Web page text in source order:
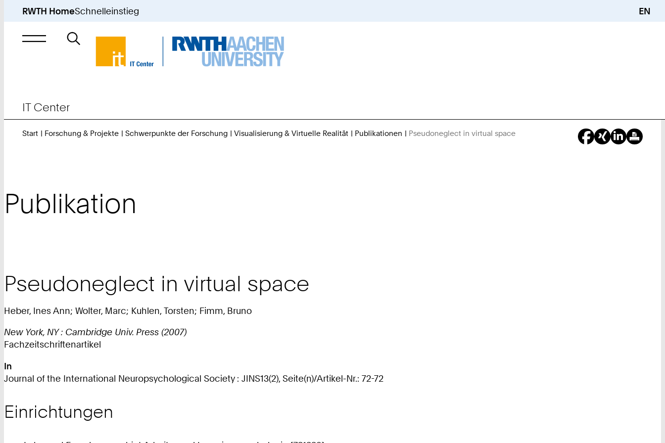
RWTH HomeSchnelleinstieg EN
Suche
nach
IT Center
Start Forschung & Projekte Schwerpunkte der Forschung Visualisierung & Virtuelle Realität Publikationen Pseudoneglect in virtual space
Publikation
Pseudoneglect in virtual space
Heber, Ines Ann; Wolter, Marc; Kuhlen, Torsten; Fimm, Bruno
New York, NY : Cambridge Univ. Press (2007)
Fachzeitschriftenartikel
In
Journal of the International Neuropsychological Society : JINS13(2), Seite(n)/Artikel-Nr.: 72-72
Einrichtungen